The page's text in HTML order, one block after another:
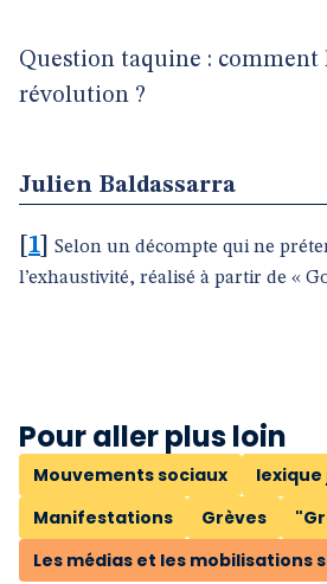
Question taquine :
révolution ?
Julien Baldassarra
1
Selon un décompte qui ne
l’exhaustivité, réalisé à partir de «
Pour aller plus loin
Mouvements sociaux
Manifestations
Grèves
Les médias et les mobilisations